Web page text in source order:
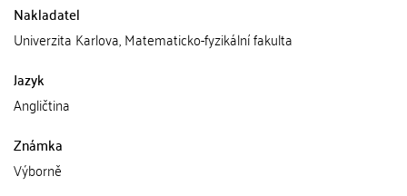
Nakladatel
Univerzita Karlova, Matematicko-fyzikální fakulta
Jazyk
Angličtina
Známka
Výborně